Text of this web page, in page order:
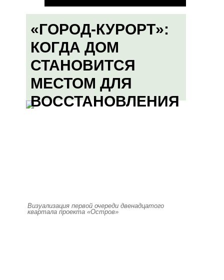
«ГОРОД-КУРОРТ»:
КОГДА ДОМ
СТАНОВИТСЯ
МЕСТОМ ДЛЯ
ВОССТАНОВЛЕНИЯ
Визуализация первой очереди двенадцатого
квартала проекта «Остров»